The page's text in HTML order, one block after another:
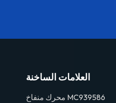
العلامات الساخنة
محرك منفاخ MC939586